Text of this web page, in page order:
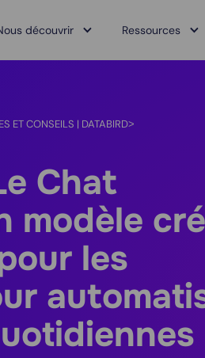
découvrir Ressources
ET CONSEILS | DATABIRD>
Chat
modèle
les